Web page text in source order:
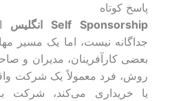
پاسخ کوتاه
Self Sponsorship انگلیس
جداگانه نیست، اما یک مسیر
بعضی کارآفرینان، مدیران و
روش، فرد معمولاً یک شرکت
یا خریداری می‌کند، شرکت